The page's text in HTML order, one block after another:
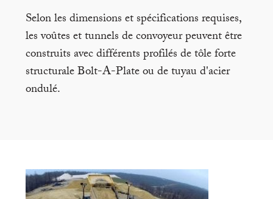
Selon les dimensions et spécifications requises,
les voûtes et tunnels de convoyeur peuvent être
construits avec différents profilés de tôle forte
structurale Bolt-A-Plate ou de tuyau d'acier
ondulé.